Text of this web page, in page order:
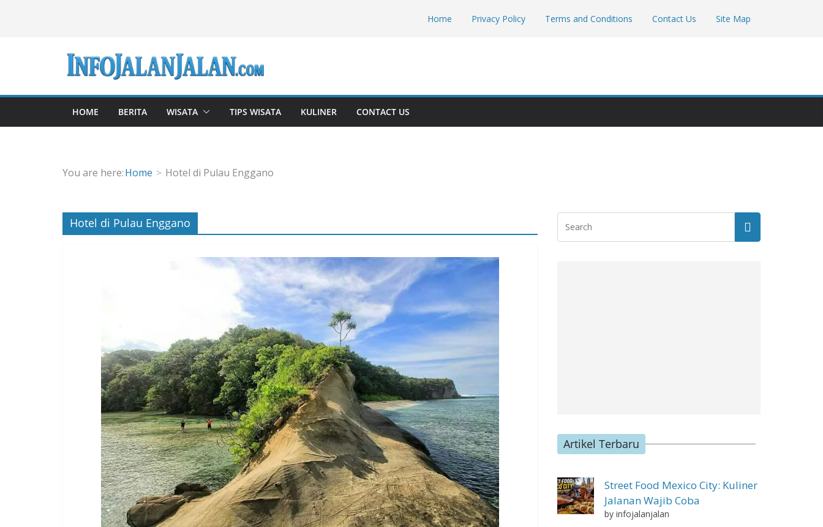
Home Privacy Policy Terms and Conditions Contact Us Site Map
HOME BERITA WISATA TIPS WISATA KULINER CONTACT US
You are here:Home Hotel di Pulau Enggano
Hotel di Pulau Enggano
Artikel Terbaru
Street Food Mexico City: Kuliner
Jalanan Wajib Coba
by infojalanjalan